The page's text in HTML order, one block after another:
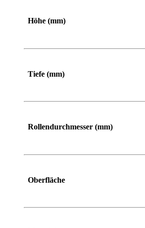
Höhe (mm)
Von Bis
Tiefe (mm)
Rollendurchmesser (mm)
Oberfläche